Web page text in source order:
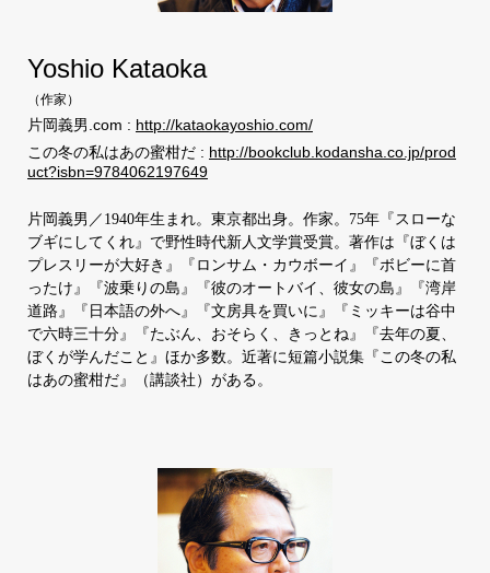
Yoshio Kataoka
（作家 ）
片岡義男.com : http://kataokayoshio.com/
この冬の私はあの蜜柑だ : http://bookclub.kodansha.co.jp/prod
uct?isbn=9784062197649
片岡義男／1940年生まれ。東京都出身。作家。75年『スローな
ブギにしてくれ』で野性時代新人文学賞受賞。著作は『ぼくは
プレスリーが大好き』『ロンサム・カウボーイ』『ボビーに首
ったけ』『波乗りの島』『彼のオートバイ、彼女の島』『湾岸
道路』『日本語の外へ』『文房具を買いに』『ミッキーは谷中
で六時三十分』『たぶん、おそらく、きっとね』『去年の夏、
ぼくが学んだこと』ほか多数。近著に短篇小説集『この冬の私
はあの蜜柑だ』（講談社）がある。